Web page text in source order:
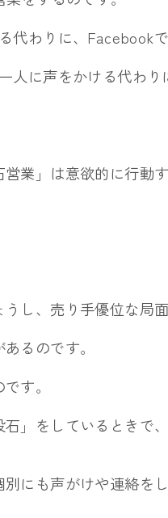
代わりに、 Facebook
人に声をかける代わ
業」 は意欲的に行動
し、 売り手優位な局
るのです。
す。
」をしているときで、
別にも声がけや連絡を